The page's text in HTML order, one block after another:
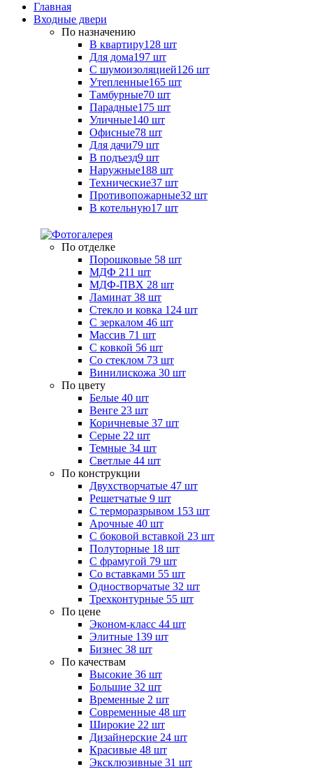
Главная
Входные двери
По назначению
В квартиру128 шт
Для дома197 шт
С шумоизоляцией126 шт
Утепленные165 шт
Тамбурные70 шт
Парадные175 шт
Уличные140 шт
Офисные78 шт
Для дачи79 шт
В подъезд9 шт
Наружные188 шт
Технические37 шт
Противопожарные32 шт
В котельную17 шт
По отделке
Порошковые 58 шт
МДФ 211 шт
МДФ-ПВХ 28 шт
Ламинат 38 шт
Стекло и ковка 124 шт
С зеркалом 46 шт
Массив 71 шт
С ковкой 56 шт
Со стеклом 73 шт
Винилискожа 30 шт
По цвету
Белые 40 шт
Венге 23 шт
Коричневые 37 шт
Серые 22 шт
Темные 34 шт
Светлые 44 шт
По конструкции
Двухстворчатые 47 шт
Решетчатые 9 шт
С терморазрывом 153 шт
Арочные 40 шт
С боковой вставкой 23 шт
Полуторные 18 шт
С фрамугой 79 шт
Cо вставками 55 шт
Одностворчатые 32 шт
Трехконтурные 55 шт
По цене
Эконом-класс 44 шт
Элитные 139 шт
Бизнес 38 шт
По качествам
Высокие 36 шт
Большие 32 шт
Временные 2 шт
Современные 48 шт
Широкие 22 шт
Дизайнерские 24 шт
Красивые 48 шт
Эксклюзивные 31 шт